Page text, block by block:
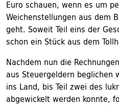
Euro schauen, wenn es um
Weichenstellungen aus dem
geht. Soweit Teil eins der
schon ein Stück aus dem
Nachdem nun die
aus Steuergeldern
ins Land, bis Teil zwei des
abgewickelt werden konnte,